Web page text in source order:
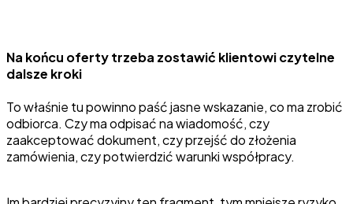
Na końcu oferty trzeba zostawić klientowi czytelne
dalsze kroki
To właśnie tu powinno paść jasne wskazanie, co ma zrobić
odbiorca. Czy ma odpisać na wiadomość, czy
zaakceptować dokument, czy przejść do złożenia
zamówienia, czy potwierdzić warunki współpracy.